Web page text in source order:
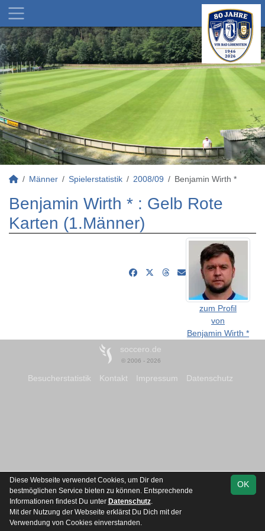
Männer Spielerstatistik 2008/09 Benjamin Wirth *
Benjamin Wirth * : Gelb Rote
Karten (1.Männer)
zum Profil
von
Benjamin Wirth *
soccero.de
© 2006 - 2026
Besucherstatistik Kontakt Impressum Datenschutz
OK
Diese Webseite verwendet Cookies, um Dir den
bestmöglichen Service bieten zu können. Entsprechende
Informationen findest Du unter Datenschutz.
Mit der Nutzung der Webseite erklärst Du Dich mit der
Verwendung von Cookies einverstanden.